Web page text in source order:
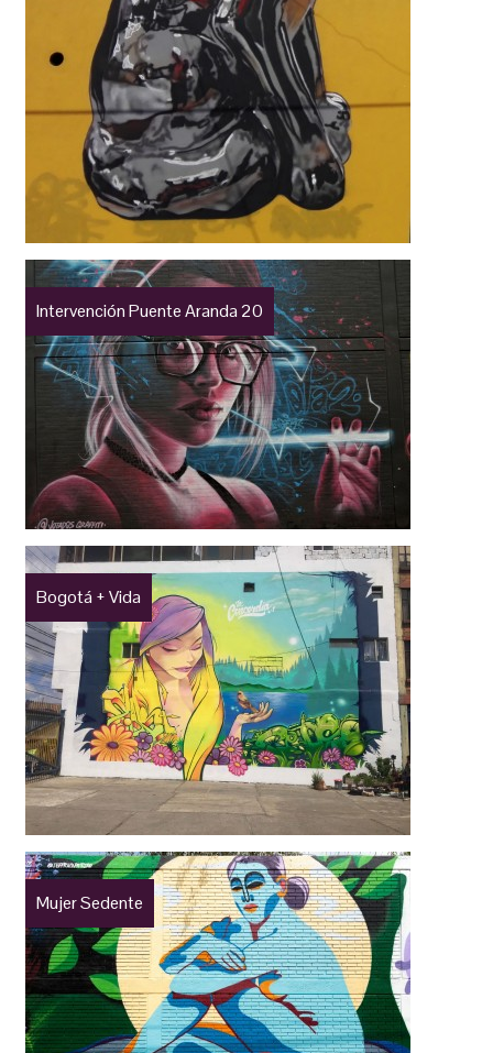
Intervención Puente Aranda 20
Bogotá + Vida
Mujer Sedente